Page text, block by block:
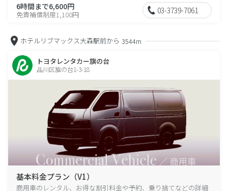
6時間まで6,600円
免責補償制度1,100円 03-3739-7061
ホテルリブマックス大森駅前から 3544m
トヨタレンタカー旗の台
品川区旗の台1-3-18
基本料金プラン（V1）
商用車のレンタル、お得な割引料金や予約、乗り捨てなどの詳細